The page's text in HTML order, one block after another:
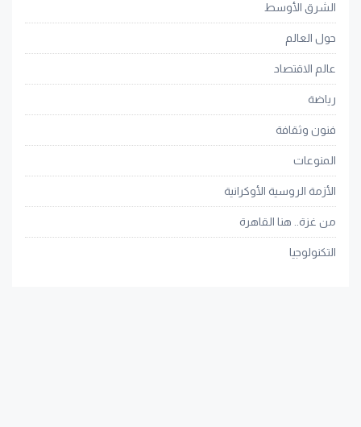
الشرق الأوسط
حول العالم
عالم الاقتصاد
رياضة
فنون وثقافة
المنوعات
الأزمة الروسية الأوكرانية
من غزة.. هنا القاهرة
التكنولوجيا